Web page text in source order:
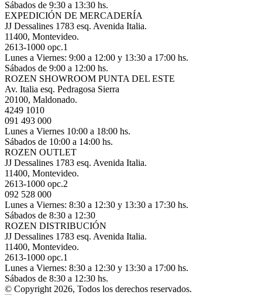
Sábados de 9:30 a 13:30 hs.
EXPEDICIÓN DE MERCADERÍA
JJ Dessalines 1783 esq. Avenida Italia.
11400, Montevideo.
2613-1000 opc.1
Lunes a Viernes: 9:00 a 12:00 y 13:30 a 17:00 hs.
Sábados de 9:00 a 12:00 hs.
ROZEN SHOWROOM PUNTA DEL ESTE
Av. Italia esq. Pedragosa Sierra
20100, Maldonado.
4249 1010
091 493 000
Lunes a Viernes 10:00 a 18:00 hs.
Sábados de 10:00 a 14:00 hs.
ROZEN OUTLET
JJ Dessalines 1783 esq. Avenida Italia.
11400, Montevideo.
2613-1000 opc.2
092 528 000
Lunes a Viernes: 8:30 a 12:30 y 13:30 a 17:30 hs.
Sábados de 8:30 a 12:30
ROZEN DISTRIBUCIÓN
JJ Dessalines 1783 esq. Avenida Italia.
11400, Montevideo.
2613-1000 opc.1
Lunes a Viernes: 8:30 a 12:30 y 13:30 a 17:00 hs.
Sábados de 8:30 a 12:30 hs.
© Copyright 2026, Todos los derechos reservados.